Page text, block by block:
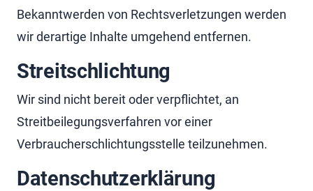
Bekanntwerden von Rechtsverletzungen werden
wir derartige Inhalte umgehend entfernen.
Streitschlichtung
Wir sind nicht bereit oder verpflichtet, an
Streitbeilegungsverfahren vor einer
Verbraucherschlichtungsstelle teilzunehmen.
Datenschutzerklärung